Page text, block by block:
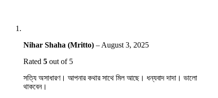
Nihar Shaha (Mritto) – August 3, 2025
Rated 5 out of 5
সত্যি অসাধারণ। আপনার কথার সাথে মিল আছে। ধন্যবাদ দাদা। ভালো
থাকবেন।